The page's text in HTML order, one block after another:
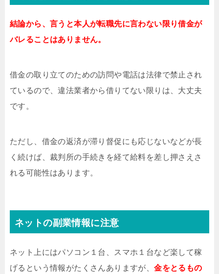
結論から、言うと本人が転職先に言わない限り借金が
バレることはありません。
借金の取り立てのための訪問や電話は法律で禁止され
ているので、違法業者から借りてない限りは、大丈夫
です。
ただし、借金の返済が滞り督促にも応じないなどが長
く続けば、裁判所の手続きを経て給料を差し押さえさ
れる可能性はあります。
ネットの副業情報に注意
ネット上にはパソコン１台、スマホ１台など楽して稼
げるという情報がたくさんありますが、金をとるもの